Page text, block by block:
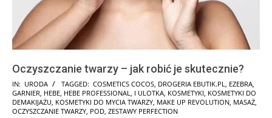
Oczyszczanie twarzy – jak robić je skutecznie?
2025-
01-
10
IN: URODA TAGGED: COSMETICS COCOS DROGERIA EBUTIK.PL EZEBRA
GARNIER HEBE HEBE PROFESSIONAL I ULOTKA KOSMETYKI KOSMETYKI DO
DEMAKIJAŻU KOSMETYKI DO MYCIA TWARZY MAKE UP REVOLUTION MASAŻ
OCZYSZCZANIE TWARZY POD ZESTAWY PERFECTION